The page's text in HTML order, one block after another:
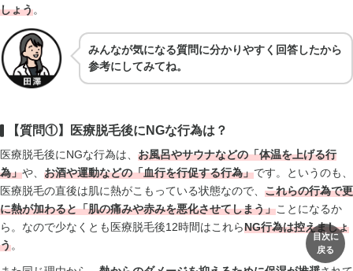
しょう。
みんなが気になる質問に分かりやすく回答したから
参考にしてみてね。
【質問①】医療脱毛後にNGな行為は？
医療脱毛後にNGな行為は、 お風呂やサウナなどの「体温を上げる行
為」や、 お酒や運動などの「血行を行促する行為」です。というのも、
医療脱毛の直後は肌に熱がこもっている状態なので、 これらの行為で更
に熱が加わると「肌の痛みや赤みを悪化させてしまう」ことになるか
ら。なので少なくとも医療脱毛後12時間はこれらNG行為は控えましょ
う。
目次に
戻る